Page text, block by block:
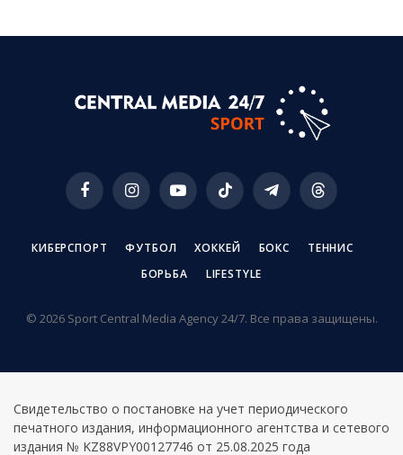
FacebookInstagramYouTubeTikTok TelegramThreads
КИБЕРСПОРТ ФУТБОЛ ХОККЕЙ БОКС
ТЕННИС
БОРЬБА
LIFESTYLE
© 2026 Sport Central Media Agency 24/7. Все права защищены.
Свидетельство о постановке на учет периодического
печатного издания, информационного агентства и сетевого
издания № KZ88VPY00127746 от 25.08.2025 года